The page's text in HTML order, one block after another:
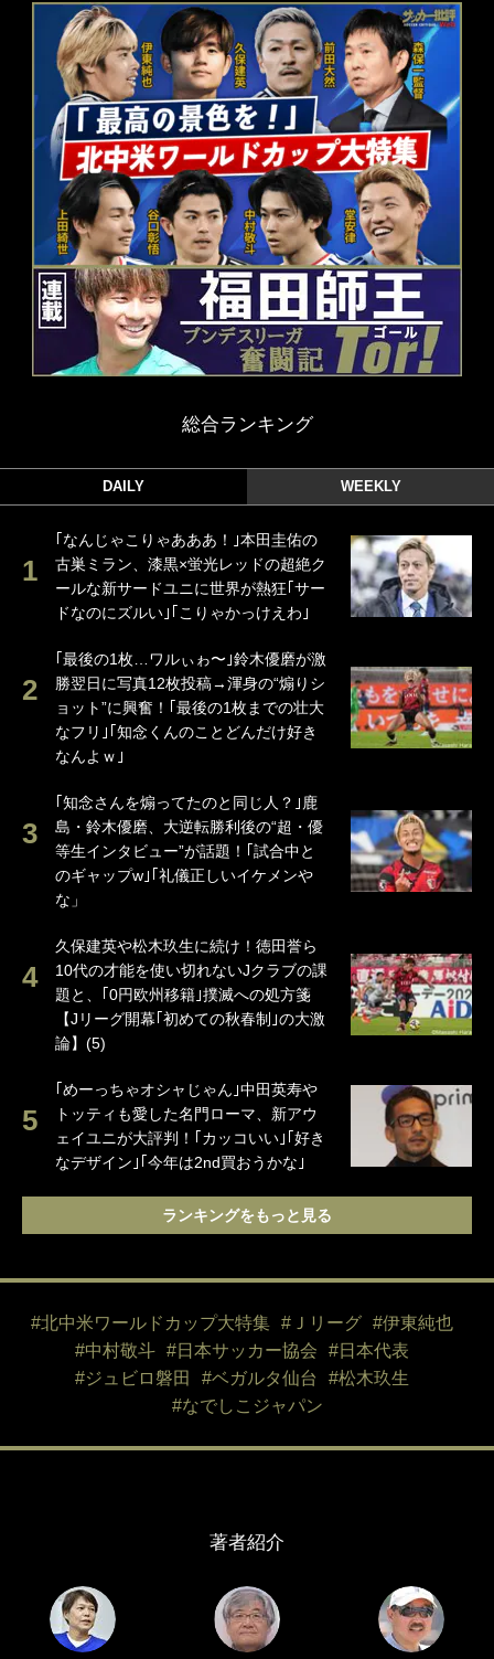
総合ランキング
DAILY WEEKLY
｢なんじゃこりゃあああ！｣本田圭佑の
古巣ミラン、漆黒×蛍光レッドの超絶ク
ールな新サードユニに世界が熱狂｢サー
ドなのにズルい｣｢こりゃかっけえわ｣
｢最後の1枚…ワルぃゎ〜｣鈴木優磨が激
勝翌日に写真12枚投稿→渾身の“煽りシ
ョット”に興奮！｢最後の1枚までの壮大
なフリ｣｢知念くんのことどんだけ好き
なんよｗ｣
｢知念さんを煽ってたのと同じ人？｣鹿
島・鈴木優磨、大逆転勝利後の“超・優
等生インタビュー”が話題！｢試合中と
のギャップw｣｢礼儀正しいイケメンや
な」
久保建英や松木玖生に続け！徳田誉ら
10代の才能を使い切れないJクラブの課
題と、｢0円欧州移籍｣撲滅への処方箋
【Jリーグ開幕｢初めての秋春制｣の大激
論】(5)
｢めーっちゃオシャじゃん｣中田英寿や
トッティも愛した名門ローマ、新アウ
ェイユニが大評判！｢カッコいい｣｢好き
なデザイン｣｢今年は2nd買おうかな｣
ランキングをもっと見る
#北中米ワールドカップ大特集 #Ｊリーグ
#伊東純也
#中村敬斗
#日本サッカー協会
#日本代表
#ジュビロ磐田
#ベガルタ仙台
#松木玖生
#なでしこジャパン
著者紹介